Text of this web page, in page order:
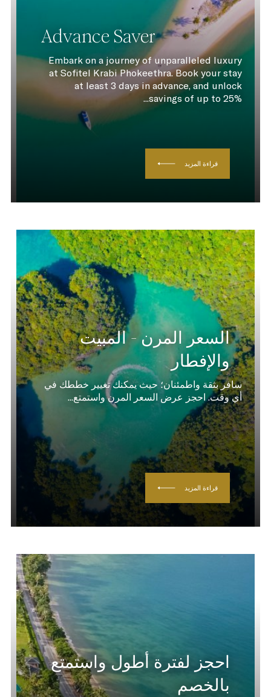
Advance Saver
Embark on a journey of unparalleled luxury
at Sofitel Krabi Phokeethra. Book your stay
at least 3 days in advance, and unlock
savings of up to 25%...
قراءة المزيد
السعر المرن - المبيت
والإفطار
سافر بثقة واطمئنان؛ حيث يمكنك تغيير خططك في
أي وقت. احجز عرض السعر المرن واستمتع...
قراءة المزيد
احجز لفترة أطول واستمتع
بالخصم